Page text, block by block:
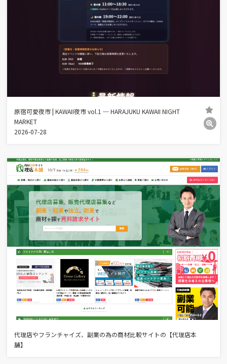
原宿可愛夜市 | KAWAII夜市 vol.1 ─ HARAJUKU KAWAII NIGHT
MARKET
2026-07-28
代理店やフランチャイズ、副業の為の商材比較サイトの【代理店本
舗】